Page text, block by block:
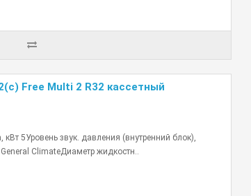
Free Multi 2 R32 кассетный
5Уровень звук. давления (внутренний блок),
ClimateДиаметр жидкостн..